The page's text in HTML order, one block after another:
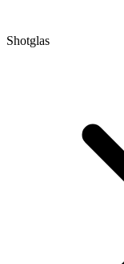
Shotglas